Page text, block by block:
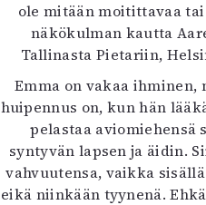
ole mitään moitittavaa
näkökulman kautta
Tallinasta Pietariin,
Emma on vakaa
huipennus on, kun hän
pelastaa aviomiehensä
syntyvän lapsen ja äidin.
vahvuutensa, vaikka
eikä niinkään tyynenä.